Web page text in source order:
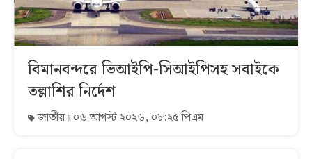
বিমানবন্দরে ভিআইপি-সিআইপিসহ সবাইকে
তল্লাশির নির্দেশ
জাতীয় ০৬ আগস্ট ২০২৬, ০৮:২৫ পিএম